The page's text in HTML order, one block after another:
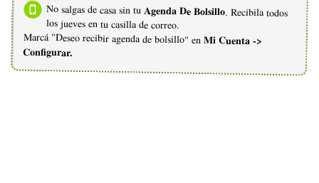
No salgas de casa sin tu Agenda De Bolsillo. Recibila todos
los jueves en tu casilla de correo.
Marcá "Deseo recibir agenda de bolsillo" en Mi Cuenta ->
Configurar.